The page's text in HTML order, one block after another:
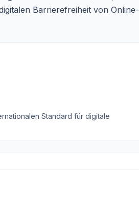
Barrierefreiheit von Online-
Standard für digitale